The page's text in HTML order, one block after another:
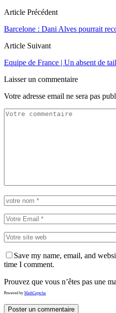
Article Précédent
Barcelone : Dani Alves pourrait
Article Suivant
Equipe de France | Un absent de
Laisser un commentaire
Votre adresse email ne sera pas
Save my name, email, and
time I comment.
Prouvez que vous n’êtes pas une
Powered by MathCaptcha